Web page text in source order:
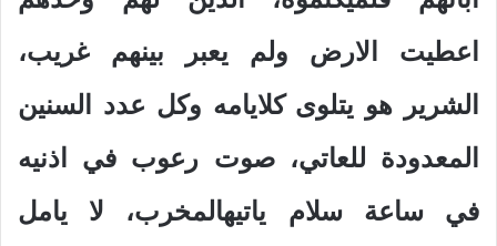
اعطيت الارض ولم يعبر بينهم غريب،
الشرير هو يتلوى كلايامه وكل عدد السنين
المعدودة للعاتي، صوت رعوب في اذنيه
في ساعة سلام ياتيهالمخرب، لا يامل